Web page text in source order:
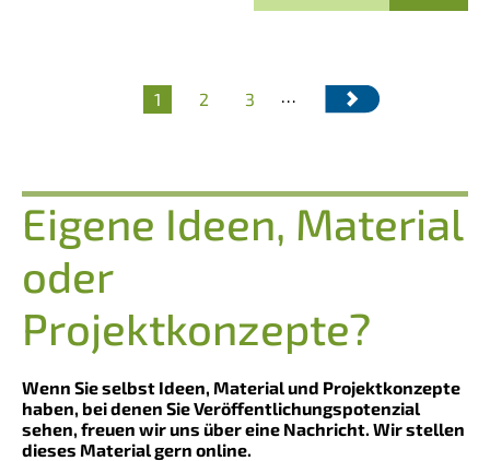
Seitennummerierung
Aktuelle
1 Seite
2 Seite
3
Eigene Ideen, Material
oder
Projektkonzepte?
Wenn Sie selbst Ideen, Material und Projektkonzepte
haben, bei denen Sie Veröffentlichungspotenzial
sehen, freuen wir uns über eine Nachricht. Wir stellen
dieses Material gern online.